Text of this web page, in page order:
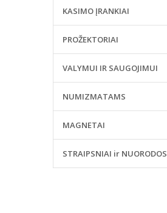
KASIMO ĮRANKIAI
PROŽEKTORIAI
VALYMUI IR SAUGOJIMUI
NUMIZMATAMS
MAGNETAI
STRAIPSNIAI ir NUORODOS